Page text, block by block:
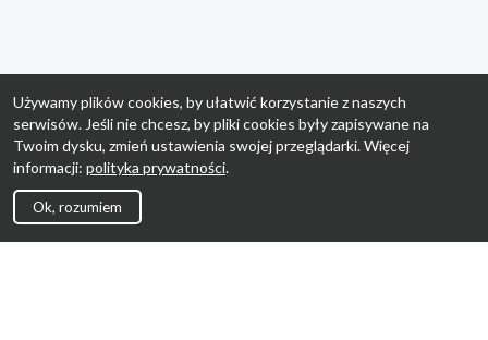
Używamy plików cookies, by ułatwić korzystanie z naszych
serwisów. Jeśli nie chcesz, by pliki cookies były zapisywane na
Twoim dysku, zmień ustawienia swojej przeglądarki. Więcej
informacji: polityka prywatności.
Ok, rozumiem